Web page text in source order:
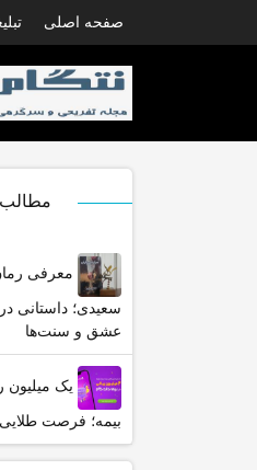
صفحه اصلی
مطالب
معرفی
سعیدی؛ داستانی
عشق و سنت‌ها
یک میلیون
بیمه؛ فرصت